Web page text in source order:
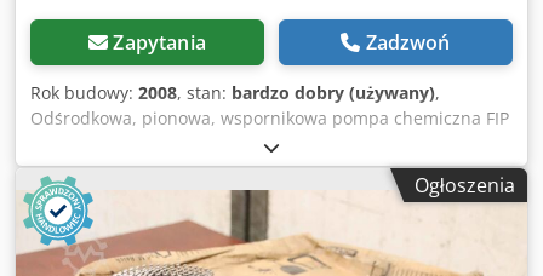
Zapytania Zadzwoń
Rok budowy: 2008, stan: bardzo dobry (używany),
Odśrodkowa, pionowa, wspornikowa pompa chemiczna FIP
ALFA 65-40 V2CM Rok produkcji: 2008 DN:50 Nominalne
natężenie przepływu 40 m³/h Wysokość nominalna: 45 m p
[bar]: 16 Temperatura [°C]: -25 ÷ + 140 prędkość obrotowa
[obr/min]: 1470 moc elektryczna 16,5KW 400V 50Hz
Dkjdpfeh Rwbrox Ahgjr 34,7 A Prędkość obrotowa silnika:
1470 Projekt: Pionowa, poprzecznie dzielona pompa
Ogłoszenia